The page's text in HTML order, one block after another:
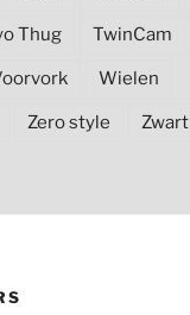
Thug TwinCam
Wielen
Zero style Zwart